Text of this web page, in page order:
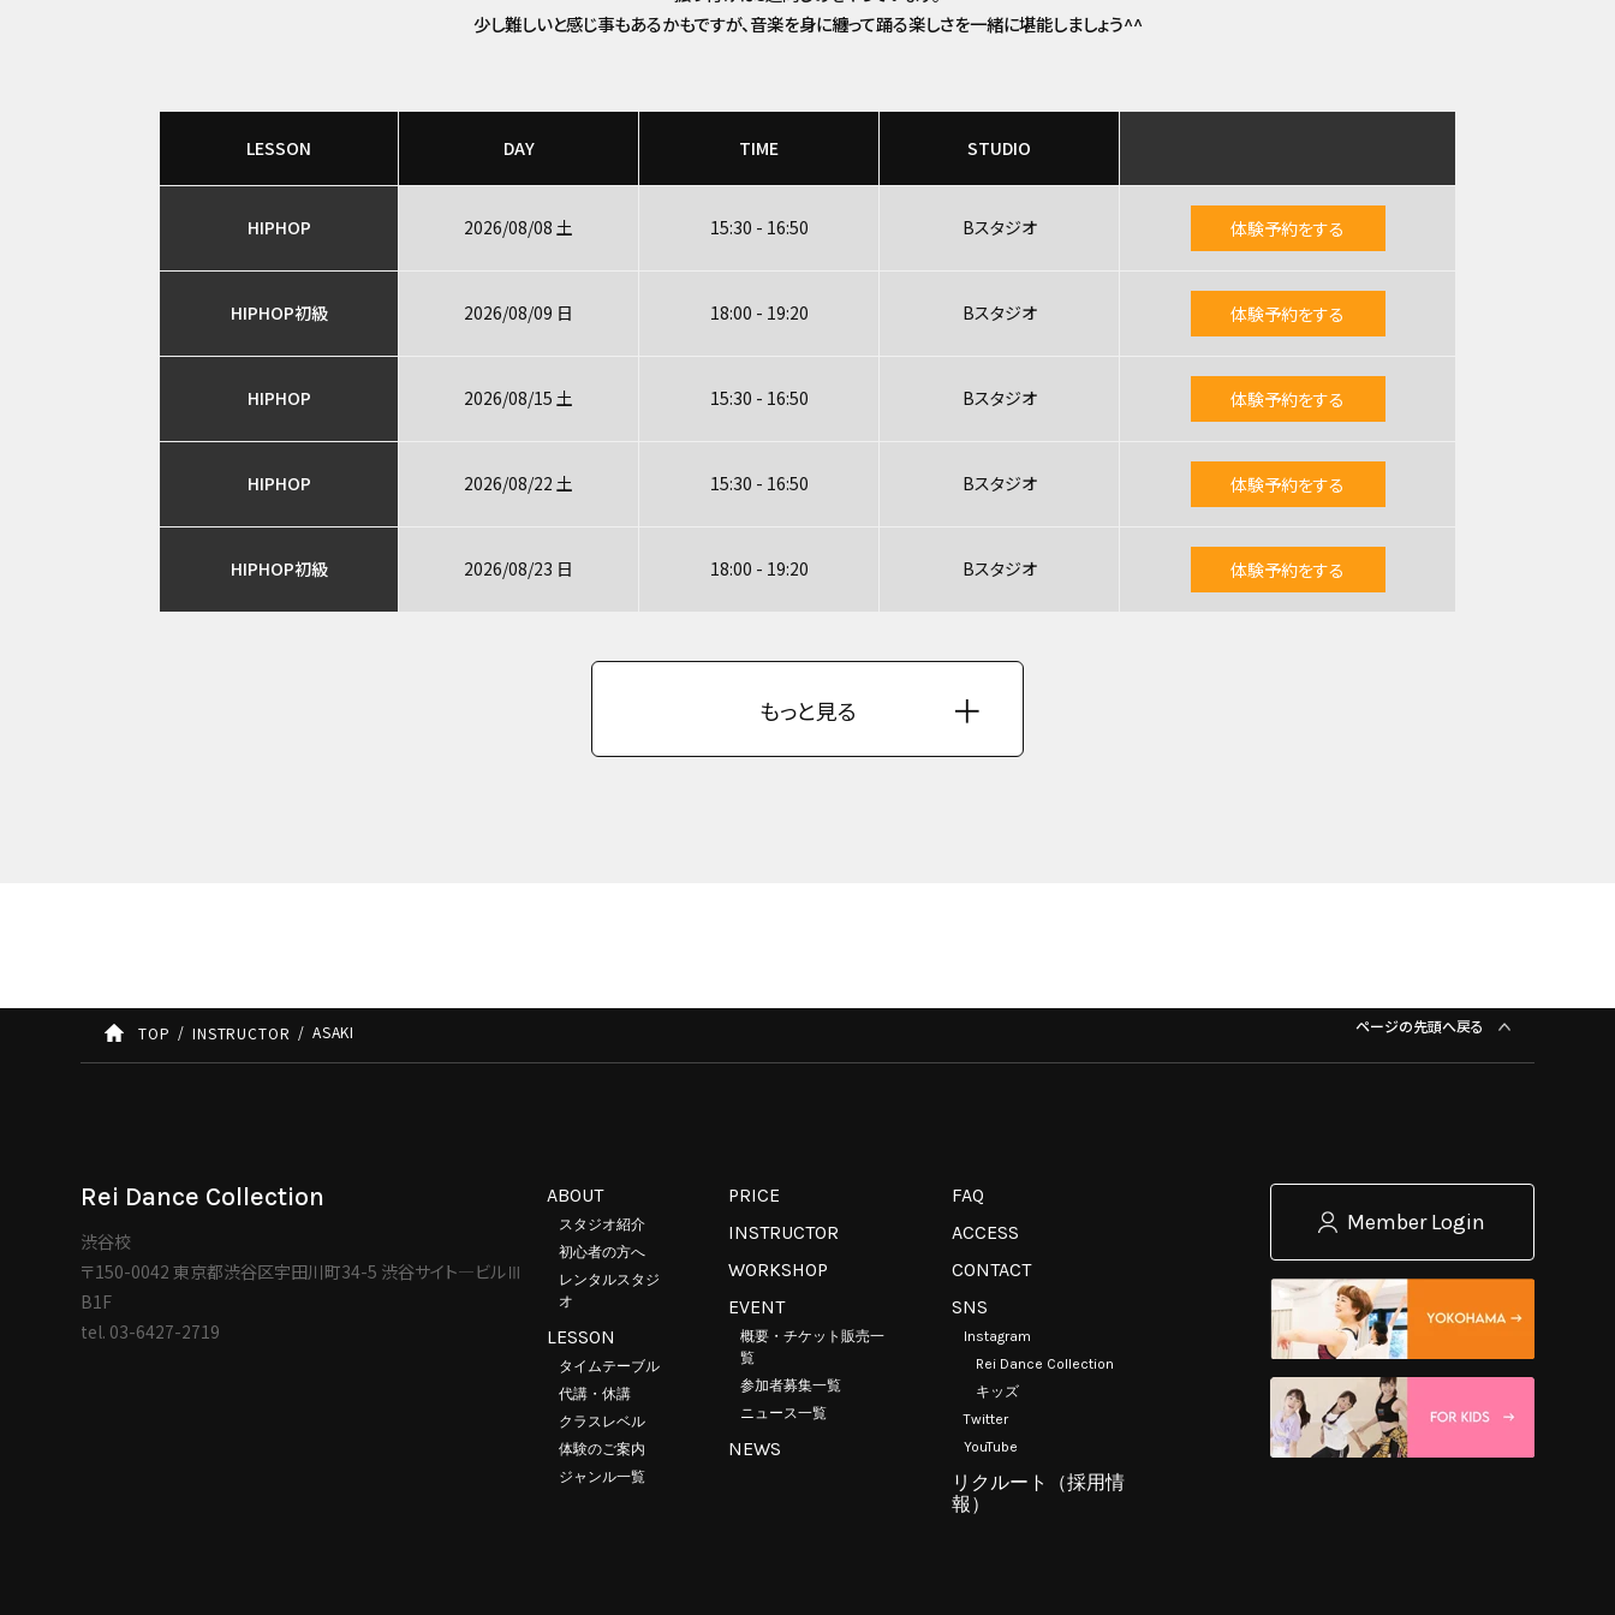
少し難しいと感じ事もあるかもですが、音楽を身に纏って踊る楽しさを一緒に堪能しましょう^^
LESSON DAY TIME STUDIO
HIPHOP 2026/08/08 土 15:30 - 16:50 Bスタジオ 体験予約をする
HIPHOP初級 2026/08/09 日 18:00 - 19:20 Bスタジオ 体験予約をする
HIPHOP 2026/08/15 土 15:30 - 16:50 Bスタジオ 体験予約をする
HIPHOP 2026/08/22 土 15:30 - 16:50 Bスタジオ 体験予約をする
HIPHOP初級 2026/08/23 日 18:00 - 19:20 Bスタジオ 体験予約をする
もっと見る
TOP INSTRUCTOR ASAKI ページの先頭へ戻る
Rei Dance Collection
渋谷校
〒150-0042 東京都渋谷区宇田川町34-5 渋谷サイト―ビルⅢ
B1F
tel. 03-6427-2719
ABOUT
スタジオ紹介
初心者の方へ
レンタルスタジ
オ
LESSON
タイムテーブル
代講・休講
クラスレベル
体験のご案内
ジャンル一覧
PRICE
INSTRUCTOR
WORKSHOP
EVENT
概要・チケット販売一
覧
参加者募集一覧
ニュース一覧
NEWS
FAQ
ACCESS
CONTACT
SNS
Instagram
Rei Dance Collection
キッズ
Twitter
YouTube
リクルート（採用情
報）
Member Login